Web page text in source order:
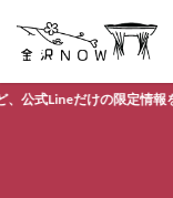
だけの限定情報を配信中！